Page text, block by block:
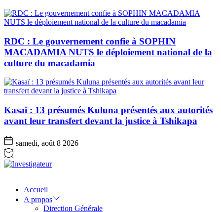
RDC : Le gouvernement confie à SOPHIN
MACADAMIA NUTS le déploiement national de la
culture du macadamia
Kasaï : 13 présumés Kuluna présentés aux autorités
avant leur transfert devant la justice à Tshikapa
samedi, août 8 2026
Accueil
A propos
Direction Générale